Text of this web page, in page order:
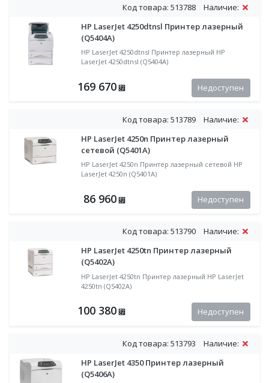
Код товара: 513788
Наличие:
HP LaserJet 4250dtnsl Принтер лазерный
(Q5404A)
HP LaserJet 4250dtnsl Принтер лазерный HP
LaserJet 4250dtnsl (Q5404A)
169 670 ⃏ Недоступен
Код товара: 513789
Наличие:
HP LaserJet 4250n Принтер лазерный
сетевой (Q5401A)
HP LaserJet 4250n Принтер лазерный сетевой HP
LaserJet 4250n (Q5401A)
86 960 ⃏ Недоступен
Код товара: 513790
Наличие:
HP LaserJet 4250tn Принтер лазерный
(Q5402A)
HP LaserJet 4250tn Принтер лазерный HP LaserJet
4250tn (Q5402A)
100 380 ⃏ Недоступен
Код товара: 513793
Наличие:
HP LaserJet 4350 Принтер лазерный
(Q5406A)